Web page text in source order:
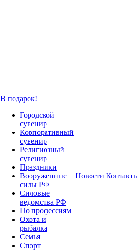
В подарок!
Городской
сувенир
Корпоративный
сувенир
Религиозный
сувенир
Праздники
Вооруженные
силы РФ
Силовые
ведомства РФ
По профессиям
Охота и
рыбалка
Семья
Спорт
Новости